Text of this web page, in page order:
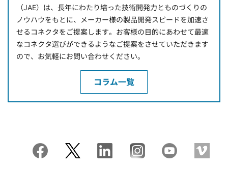
（JAE）は、長年にわたり培った技術開発力とものづくりの
ノウハウをもとに、メーカー様の製品開発スピードを加速さ
せるコネクタをご提案します。お客様の目的にあわせて最適
なコネクタ選びができるようなご提案をさせていただきます
ので、お気軽にお問い合わせください。
コラム一覧